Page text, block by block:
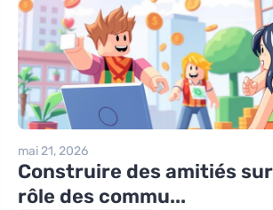
mai 21, 2026
Construire des amitiés sur
rôle des commu...